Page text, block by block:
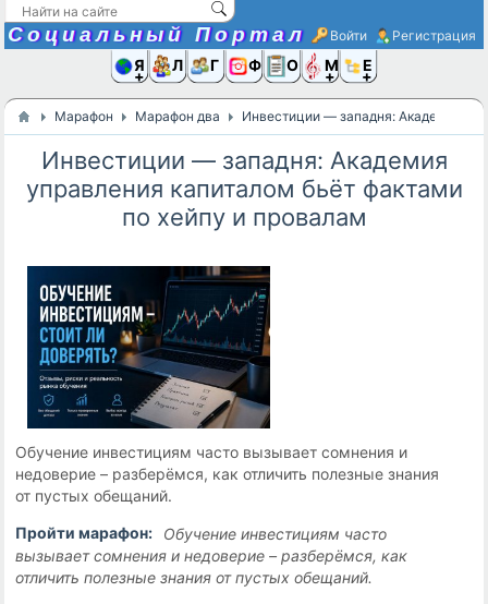
Социальный Портал Войти Регистрация
Я иЛюди
Группы
Фото Ещё
Марафон Марафон два Инвестиции — западня: Академия
Инвестиции — западня: Академия
управления капиталом бьёт фактами
по хейпу и провалам
Обучение инвестициям часто вызывает сомнения и
недоверие – разберёмся, как отличить полезные знания
от пустых обещаний.
Пройти марафон:
Обучение инвестициям часто
вызывает сомнения и недоверие – разберёмся, как
отличить полезные знания от пустых обещаний.